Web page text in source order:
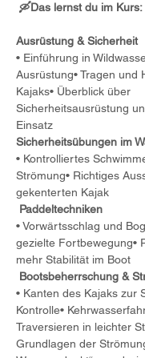
🛶Das lernst du im Kurs:
Ausrüstung & Sicherheit
• Einführung in
Ausrüstung• Tragen und
Kajaks• Überblick über
Sicherheitsausrüstung
Einsatz
Sicherheitsübungen im
• Kontrolliertes
Strömung• Richtiges
gekenterten Kajak
Paddeltechniken
• Vorwärtsschlag und
gezielte Fortbewegung•
mehr Stabilität im Boot
Bootsbeherrschung &
• Kanten des Kajaks zur
Kontrolle•
Traversieren in leichter
Grundlagen der